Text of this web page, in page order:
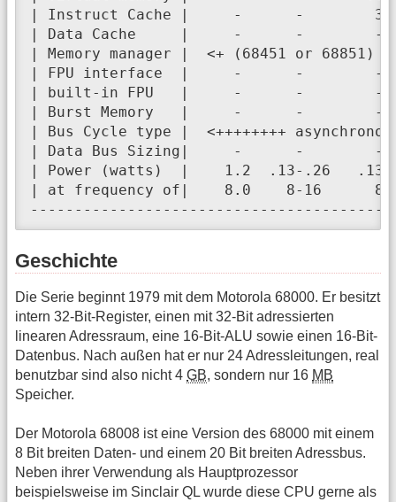
| Instruct Cache |     -      -        3
| Data Cache     |     -      -        -
| Memory manager |  <+ (68451 or
| FPU interface  |     -      -        -
| built-in FPU   |     -      -        -
| Burst Memory   |     -      -        -
| Bus Cycle type |  <++++++++
| Data Bus Sizing|     -      -        -
| Power (watts)  |    1.2  .13-.26
| at frequency of|    8.0    8-16
Geschichte
Die Serie beginnt 1979 mit dem Motorola 68000. Er besitzt
intern 32-Bit-Register, einen mit 32-Bit adressierten
linearen Adressraum, eine 16-Bit-ALU sowie einen 16-Bit-
Datenbus. Nach außen hat er nur 24 Adressleitungen, real
benutzbar sind also nicht 4 GB, sondern nur 16 MB
Speicher.
Der Motorola 68008 ist eine Version des 68000 mit einem
8 Bit breiten Daten- und einem 20 Bit breiten Adressbus.
Neben ihrer Verwendung als Hauptprozessor
beispielsweise im Sinclair QL wurde diese CPU gerne als